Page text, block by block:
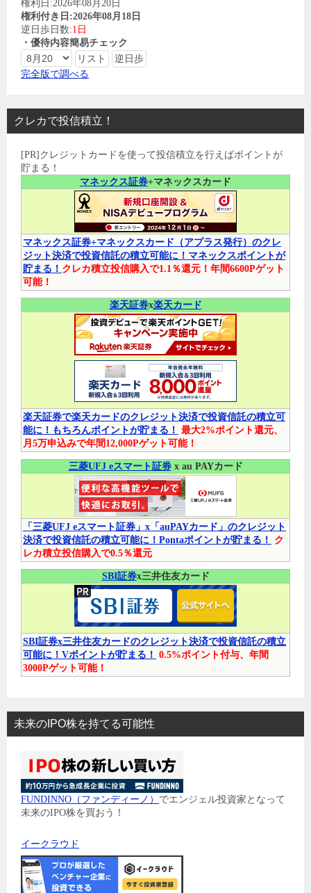
権利日:2026年08月20日
権利付き日:2026年08月18日
逆日歩日数:1日
・優待内容簡易チェック
完全版で調べる
クレカで投信積立！
[PR]クレジットカードを使って投信積立を行えばポイントが
貯まる！
マネックス証券+マネックスカード
マネックス証券+マネックスカード（アプラス発行）のクレ
ジット決済で投資信託の積立可能に！マネックスポイントが
貯まる！ クレカ積立投信購入で1.1％還元！年間6600Pゲット
可能！
楽天証券x楽天カード
楽天証券で楽天カードのクレジット決済で投資信託の積立可
能に！もちろんポイントが貯まる！ 最大2%ポイント還元、
月5万申込みで年間12,000Pゲット可能！
三菱UFJ eスマート証券x au PAYカード
「三菱UFJ eスマート証券」x「auPAYカード」のクレジット
決済で投資信託の積立可能に！Pontaポイントが貯まる！
ク
レカ積立投信購入で0.5％還元
SBI証券x三井住友カード
SBI証券x三井住友カードのクレジット決済で投資信託の積立
可能に！Vポイントが貯まる！ 0.5%ポイント付与、年間
3000Pゲット可能！
未来のIPO株を持てる可能性
FUNDINNO（ファンディーノ） でエンジェル投資家となって
未来のIPO株を買おう！
イークラウド